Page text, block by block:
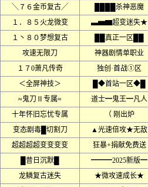
╲７６金币复古╱
████杀神恶魔
１．８５火龙微变
▃▅▆超变迷失★
１丶８０梦想复古
██真正一区██
攻速无限刀
神器剧情单职业
１７0萧凡传奇
独创·首战①区
＜全屏神技＞
█◆首站一区◆█
≈鬼刀Ⅱ专属≈
道士━鬼王━凡人
十年怀旧忘忧专属
（ 刚出炉
变态剧毒█切割刀
▲光速倍攻★无敌
超超超超变变变变
狂暴+捐献免费送
█昔日沉默█
━━━2025新版━
龙鳞复古迷失
★微攻速成长★